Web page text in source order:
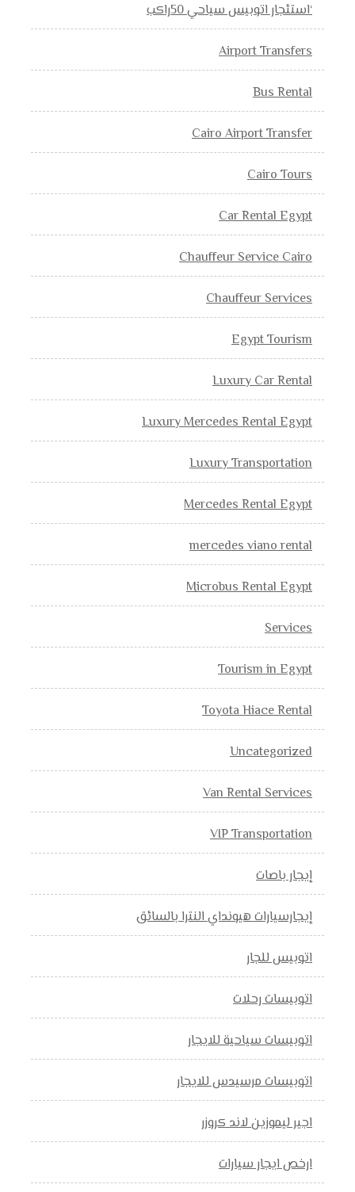
‘استئجار اتوبيس سياحي 50راكب
Airport Transfers
Bus Rental
Cairo Airport Transfer
Cairo Tours
Car Rental Egypt
Chauffeur Service Cairo
Chauffeur Services
Egypt Tourism
Luxury Car Rental
Luxury Mercedes Rental Egypt
Luxury Transportation
Mercedes Rental Egypt
mercedes viano rental
Microbus Rental Egypt
Services
Tourism in Egypt
Toyota Hiace Rental
Uncategorized
Van Rental Services
VIP Transportation
إيجار باصات
إيجارسيارات هيونداي النترا بالسائق
اتوبيس للجار
اتوبيسات رحلات
اتوبيسات سياحية للايجار
اتوبيسات مرسيدس للايجار
اجير ليموزين لاند كروزر
ارخص ايجار سيارات